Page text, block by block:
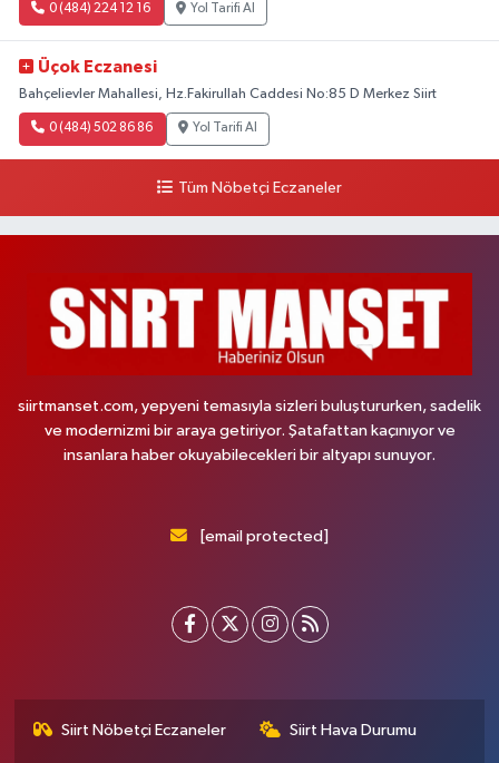
0 (484) 224 12 16 Yol Tarifi Al
Üçok Eczanesi
Bahçelievler Mahallesi, Hz.Fakirullah Caddesi No:85 D Merkez Siirt
0 (484) 502 86 86 Yol Tarifi Al
Tüm Nöbetçi Eczaneler
siirtmanset.com, yepyeni temasıyla sizleri buluştururken, sadelik
ve modernizmi bir araya getiriyor. Şatafattan kaçınıyor ve
insanlara haber okuyabilecekleri bir altyapı sunuyor.
[email protected]
Siirt Nöbetçi Eczaneler Siirt Hava Durumu